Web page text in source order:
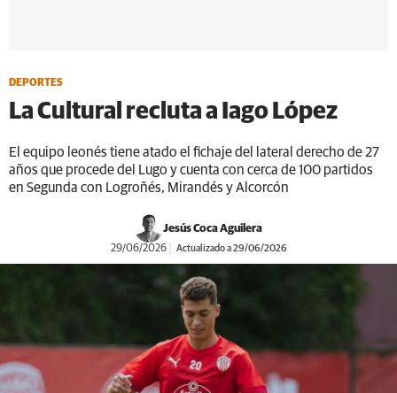
DEPORTES
La Cultural recluta a Iago López
El equipo leonés tiene atado el fichaje del lateral derecho de 27
años que procede del Lugo y cuenta con cerca de 100 partidos
en Segunda con Logroñés, Mirandés y Alcorcón
Jesús Coca Aguilera
29/06/2026 Actualizado a 29/06/2026